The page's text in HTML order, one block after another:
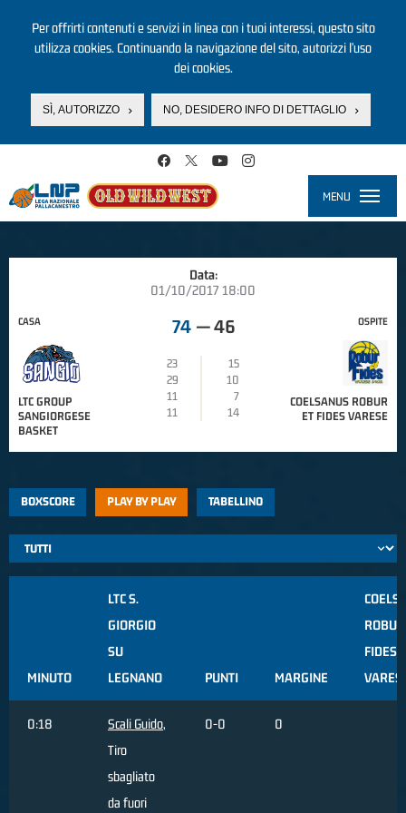
Per offrirti contenuti e servizi in linea con i tuoi interessi, questo sito
utilizza cookies. Continuando la navigazione del sito, autorizzi l’uso
dei cookies.
SÌ, AUTORIZZO NO, DESIDERO INFO DI DETTAGLIO
MENU
Data:
01/10/2017 18:00
CASA
LTC GROUP
SANGIORGESE
BASKET
74 — 46
23
15
29
10
11
7
11
14
OSPITE
COELSANUS ROBUR
ET FIDES VARESE
BOXSCORE PLAY BY PLAY TABELLINO
MINUTO
LTC S.
GIORGIO
SU
LEGNANO
PUNTI MARGINE
FIDES
0:18 Scali Guido,
Tiro
sbagliato
da fuori
0-0 0